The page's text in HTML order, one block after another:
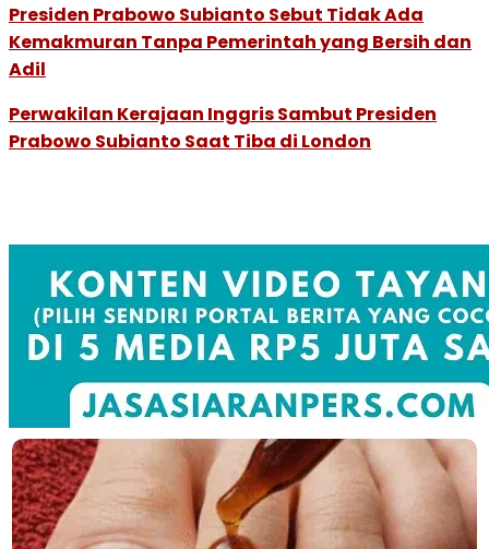
Presiden Prabowo Subianto Sebut Tidak Ada
Kemakmuran Tanpa Pemerintah yang Bersih dan
Adil
Perwakilan Kerajaan Inggris Sambut Presiden
Prabowo Subianto Saat Tiba di London